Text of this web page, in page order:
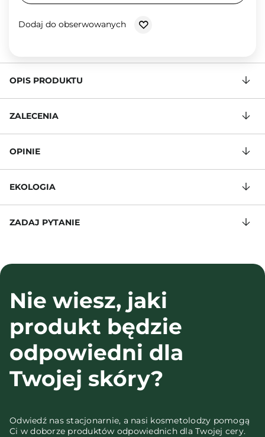
Dodaj do obserwowanych
OPIS PRODUKTU
ZALECENIA
OPINIE
EKOLOGIA
ZADAJ PYTANIE
Nie wiesz, jaki
produkt będzie
odpowiedni dla
Twojej skóry?
Odwiedź nas stacjonarnie, a nasi kosmetolodzy pomogą
Ci w doborze produktów odpowiednich dla Twojej cery.